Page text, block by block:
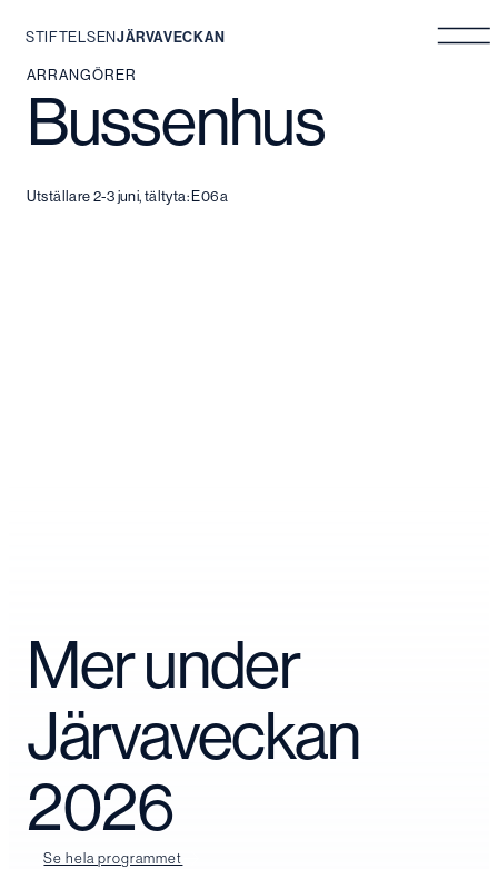
Hoppa
innehåll
STIFTELSENJÄRVAVECKAN
ARRANGÖRER
Bussenhus
Utställare 2-3 juni, tältyta: E06a
Mer under
Järvaveckan
2026
Se hela programmet